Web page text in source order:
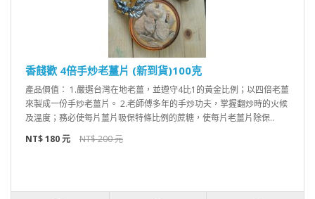
香餞歡 4倍手炒老薑片 (新到貨)100克
產品價值： 1.嚴選台灣在地老薑，並遵守4比1的黃金比例；以四倍老薑
來製成一份手炒老薑片。 2.老師傅多年的手炒功夫，掌握翻炒時的火候
及溫度；務必使每片薑片吸保特條比例的蔗糖，使每片老薑片除保..
NT$ 180 元
NT$ 200 元